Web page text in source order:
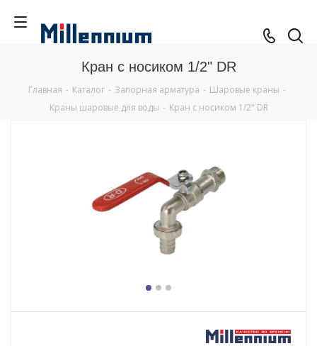
Кран с носиком 1/2" DR
Главная - Каталог - Запорная арматура - Шаровые краны -
Краны шаровые для воды - Кран с носиком 1/2" DR